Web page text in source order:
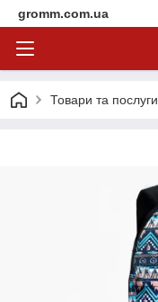
gromm.com.ua
Товари та послуги